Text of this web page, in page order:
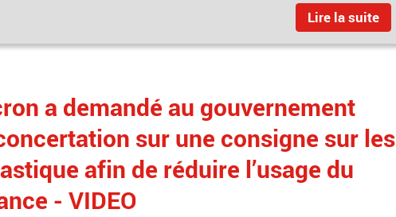
Lire la suite
a demandé au gouvernement
sur une consigne sur les
afin de réduire l’usage du
- VIDEO